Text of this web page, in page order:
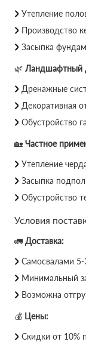
Утепление
Производство
Засыпка
🌿 Ландшафтный
Дренажные
Декоративная
Обустройство
🏡 Частное
Утепление
Засыпка
Обустройство
Условия
🚛 Доставка:
Самосвалами 5-
Минимальный
Возможна
💰 Цены:
Скидки от 10%